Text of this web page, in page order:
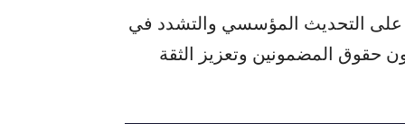
على التحديث المؤسسي والتشدد في
حقوق المضمونين وتعزيز الثقة